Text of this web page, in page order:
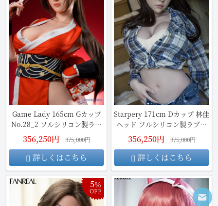
Game Lady 165cm Gカップ
No.28_2 フルシリコン製ラブ
ドール
356,250円 375,000円
詳しくはこちら
Starpery 171cm Dカップ 林佳
ヘッド フルシリコン製ラブド
ール
356,250円 375,000円
詳しくはこちら
5％
OFF